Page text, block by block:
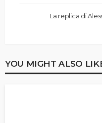
La replica di
YOU MIGHT ALSO